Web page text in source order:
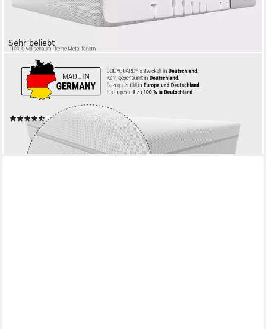
Sehr beliebt
BETT1.DE
Boxspringmatratze BODYGUARD Boxspring Matratze, 28 cm
hoch, atmungsaktiver HyBreeze® Funktionsbezug, aus 100 %
(60)
ab 339,00 €
lieferbar - in 5-6 Werktagen bei dir